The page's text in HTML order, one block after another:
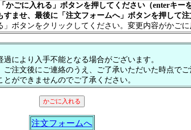
ごに入れる」ボタンを押してください（enterキー
ませ、最後に「注文フォームへ」ボタンを押して
ボタンをクリックしてください。変更内容がかごに
により入手不能となる場合がございます。
注文後にご連絡のうえ、ご了承いただいた時点でご
ができませんのでご了承ください。
注文フォームへ